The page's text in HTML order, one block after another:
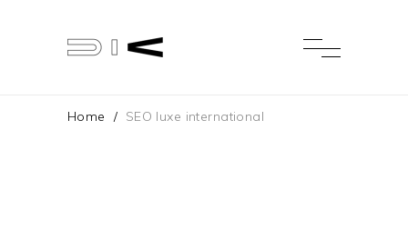
Home / SEO luxe international